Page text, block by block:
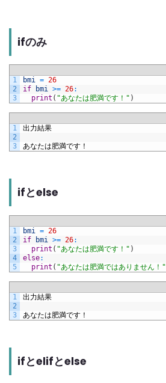
ifのみ
1
2
3
bmi = 26
if
bmi >= 26:
print ( "あなたは肥満です！" )
1
2
3
出力結果
あなたは肥満です！
ifとelse
1
2
3
4
5
bmi = 26
if
bmi >= 26:
print ( "あなたは肥満です！" )
else:
print ( "あなたは肥満ではありません！"
1
2
3
出力結果
あなたは肥満です！
ifとelifとelse